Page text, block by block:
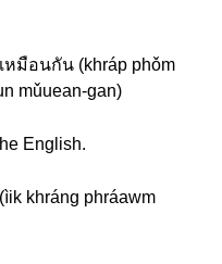
มือนกัน (khráp phǒm
mǔuean-gan)
English.
khráng phráawm